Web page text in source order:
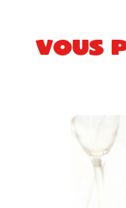
Vous